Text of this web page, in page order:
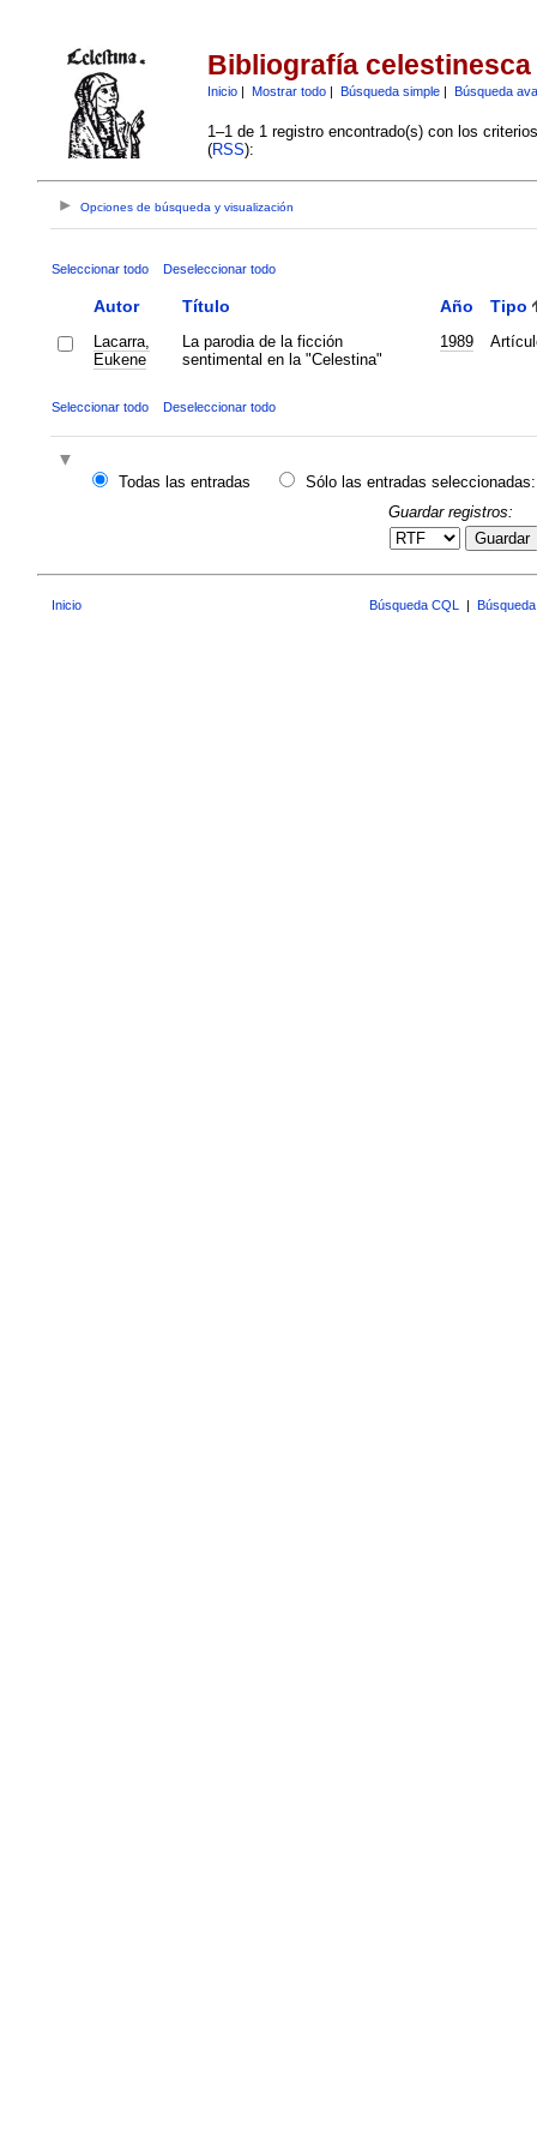
Bibliografía celestinesca
Inicio| Mostrar todo| Búsqueda simple| Búsqueda
1–1 de 1 registro encontrado(s) con los
(RSS):
Opciones de búsqueda y visualización
Seleccionar todo Deseleccionar todo
Autor Título Año Tipo
Lacarra,
Eukene
La parodia de la ficción
sentimental en la "Celestina"
1989
Seleccionar todo Deseleccionar todo
Todas las entradas
Sólo las entradas seleccionadas:
Guardar registros:
Guardar
Inicio Búsqueda CQL